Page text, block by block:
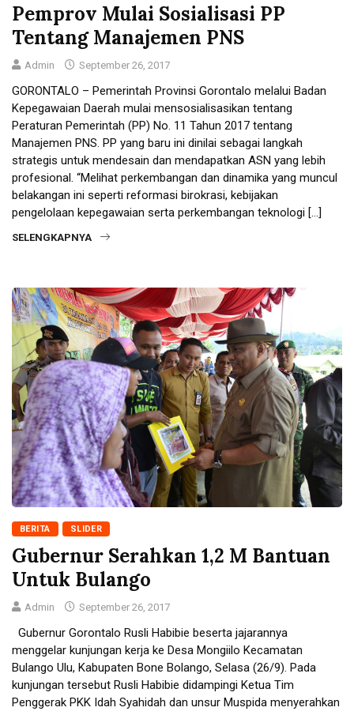
Pemprov Mulai Sosialisasi PP
Tentang Manajemen PNS
Admin September 26, 2017
GORONTALO – Pemerintah Provinsi Gorontalo melalui Badan
Kepegawaian Daerah mulai mensosialisasikan tentang
Peraturan Pemerintah (PP) No. 11 Tahun 2017 tentang
Manajemen PNS. PP yang baru ini dinilai sebagai langkah
strategis untuk mendesain dan mendapatkan ASN yang lebih
profesional. “Melihat perkembangan dan dinamika yang muncul
belakangan ini seperti reformasi birokrasi, kebijakan
pengelolaan kepegawaian serta perkembangan teknologi […]
SELENGKAPNYA
BERITA SLIDER
Gubernur Serahkan 1,2 M Bantuan
Untuk Bulango
Admin September 26, 2017
Gubernur Gorontalo Rusli Habibie beserta jajarannya
menggelar kunjungan kerja ke Desa Mongiilo Kecamatan
Bulango Ulu, Kabupaten Bone Bolango, Selasa (26/9). Pada
kunjungan tersebut Rusli Habibie didampingi Ketua Tim
Penggerak PKK Idah Syahidah dan unsur Muspida menyerahkan